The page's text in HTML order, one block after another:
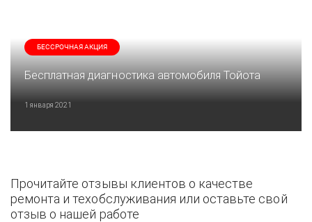
БЕССРОЧНАЯ АКЦИЯ
Бесплатная диагностика автомобиля Тойота
1 января 2021
Прочитайте отзывы клиентов о качестве
ремонта и техобслуживания или оставьте свой
отзыв о нашей работе